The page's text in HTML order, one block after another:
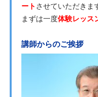
ート させていただきま
まずは一度体験レッス
講師からのご挨拶